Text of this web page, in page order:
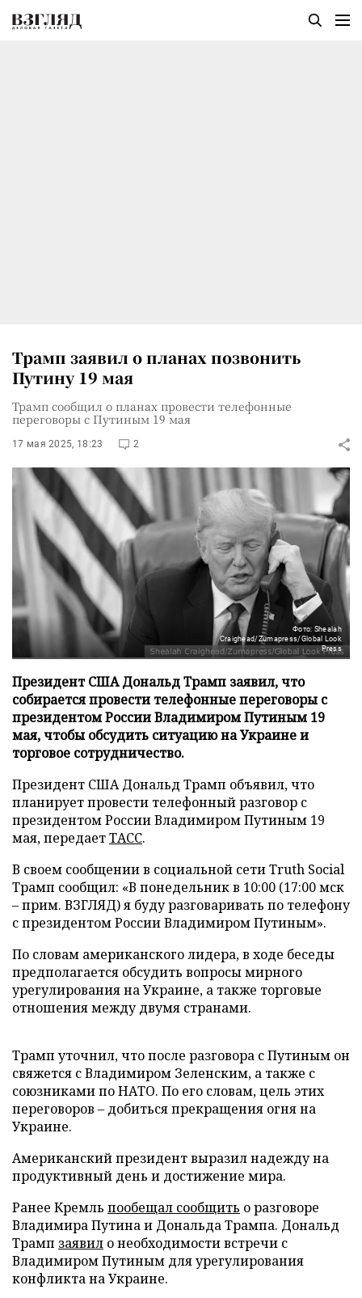
Трамп заявил о планах позвонить
Путину 19 мая
Трамп сообщил о планах провести телефонные
переговоры с Путиным 19 мая
17 мая 2025, 18:23 2
Фото: Shealah
Craighead/Zumapress/Global Look
Press
Президент США Дональд Трамп заявил, что
собирается провести телефонные переговоры с
президентом России Владимиром Путиным 19
мая, чтобы обсудить ситуацию на Украине и
торговое сотрудничество.
Президент США Дональд Трамп объявил, что
планирует провести телефонный разговор с
президентом России Владимиром Путиным 19
мая, передаетТАСС.
В своем сообщении в социальной сети Truth Social
Трамп сообщил: «В понедельник в 10:00 (17:00 мск
– прим. ВЗГЛЯД) я буду разговаривать по телефону
с президентом России Владимиром Путиным».
По словам американского лидера, в ходе беседы
предполагается обсудить вопросы мирного
урегулирования на Украине, а также торговые
отношения между двумя странами.
Трамп уточнил, что после разговора с Путиным он
свяжется с Владимиром Зеленским, а также с
союзниками по НАТО. По его словам, цель этих
переговоров – добиться прекращения огня на
Украине.
Американский президент выразил надежду на
продуктивный день и достижение мира.
Ранее Кремль пообещал сообщить о разговоре
Владимира Путина и Дональда Трампа. Дональд
Трамп заявил о необходимости встречи с
Владимиром Путиным для урегулирования
конфликта на Украине.